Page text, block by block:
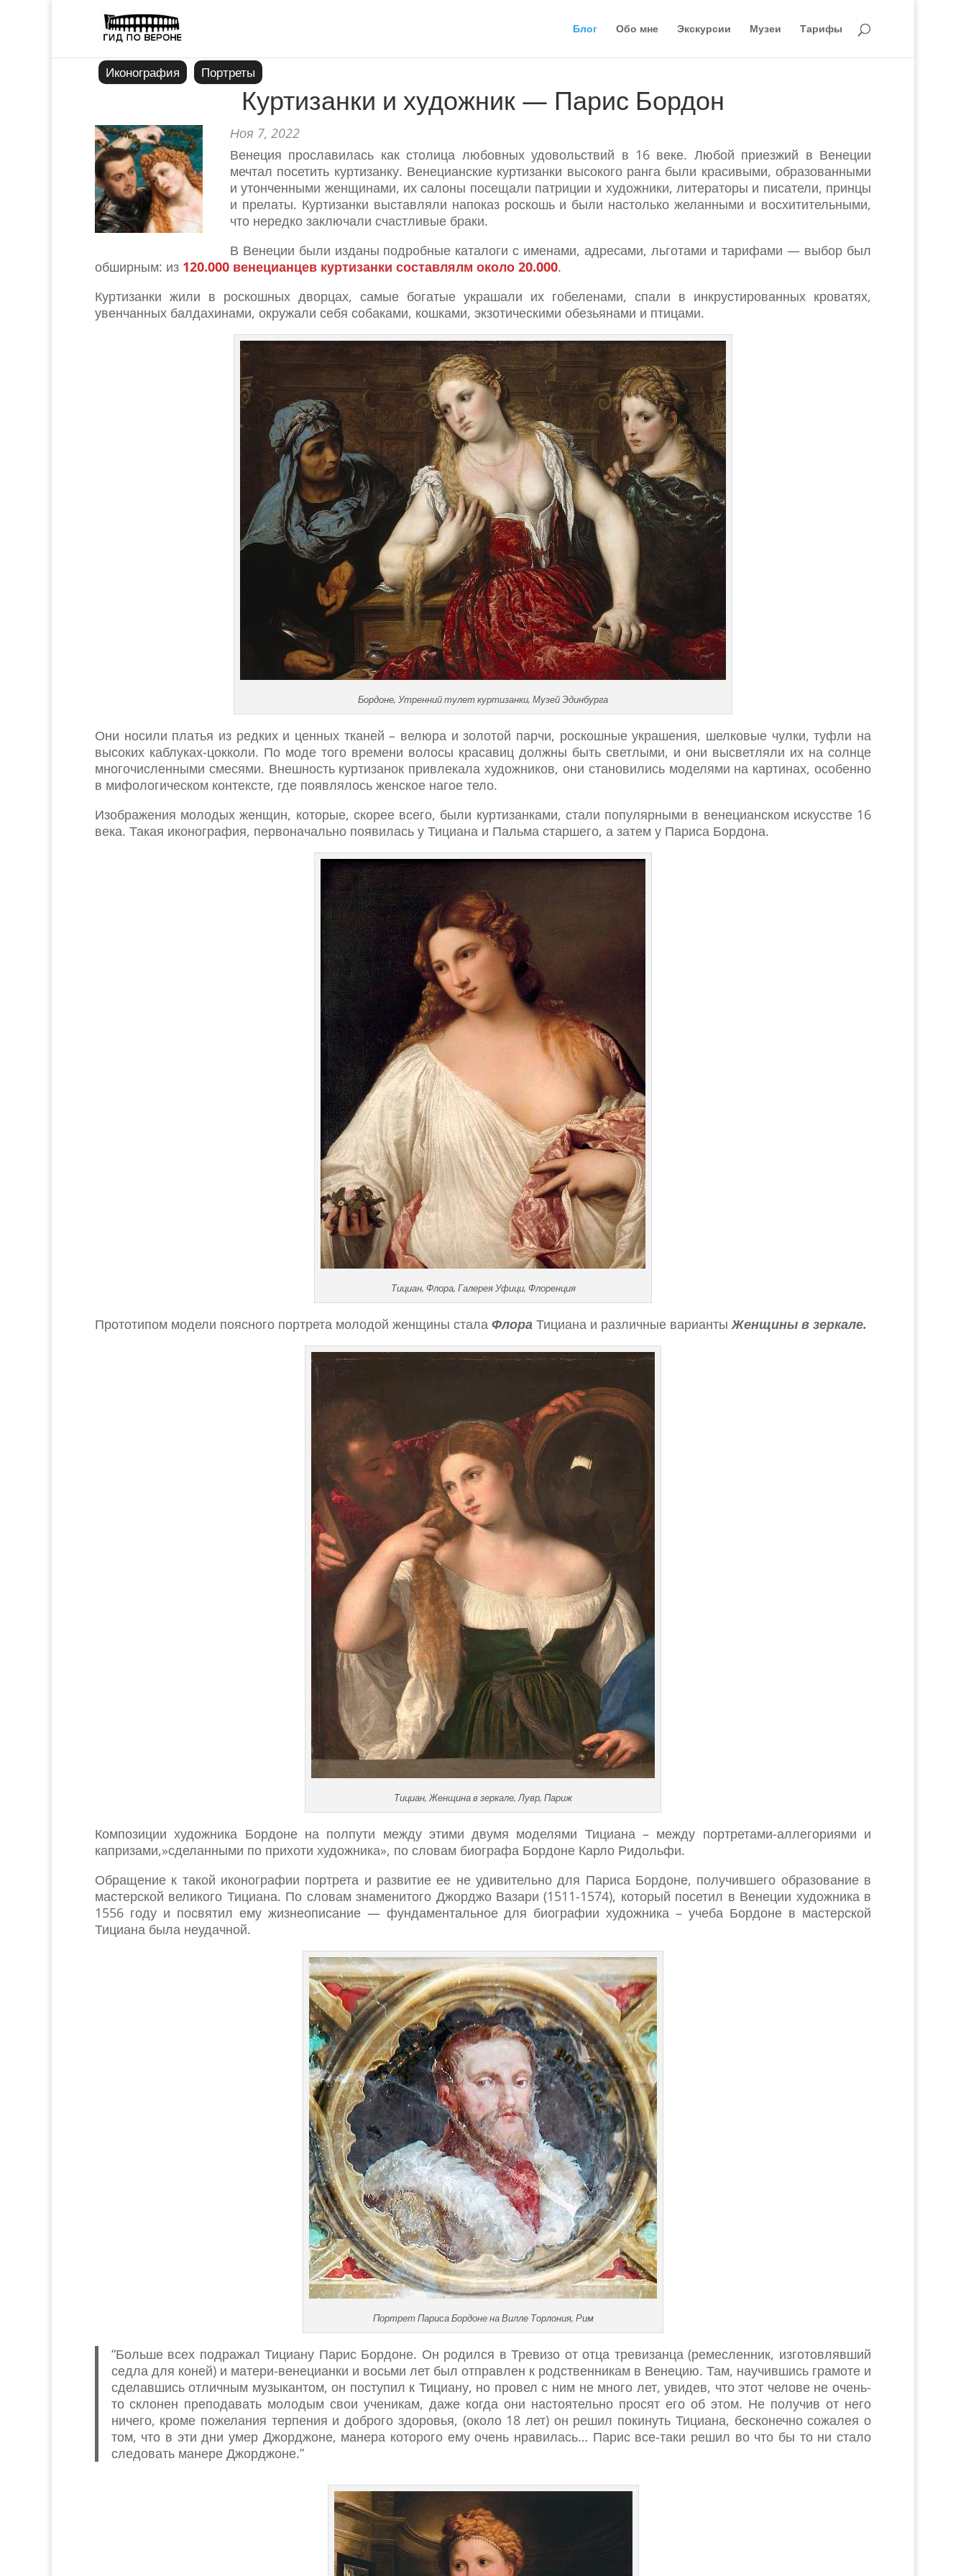
Блог Обо мне Экскурсии Музеи Тарифы
Иконография Портреты
Куртизанки и художник — Парис Бордон
Ноя 7, 2022
Венеция прославилась как столица любовных удовольствий в 16 веке. Любой приезжий в Венеции
мечтал посетить куртизанку. Венецианские куртизанки высокого ранга были красивыми, образованными
и утонченными женщинами, их салоны посещали патриции и художники, литераторы и писатели, принцы
и прелаты. Куртизанки выставляли напоказ роскошь и были настолько желанными и восхитительными,
что нередко заключали счастливые браки.
В Венеции были изданы подробные каталоги с именами, адресами, льготами и тарифами — выбор был
обширным: из 120.000 венецианцев куртизанки составлялм около 20.000.
Куртизанки жили в роскошных дворцах, самые богатые украшали их гобеленами, спали в инкрустированных кроватях,
увенчанных балдахинами, окружали себя собаками, кошками, экзотическими обезьянами и птицами.
Бордоне, Утренний тулет куртизанки, Музей Эдинбурга
Они носили платья из редких и ценных тканей – велюра и золотой парчи, роскошные украшения, шелковые чулки, туфли на
высоких каблуках-цокколи. По моде того времени волосы красавиц должны быть светлыми, и они высветляли их на солнце
многочисленными смесями. Внешность куртизанок привлекала художников, они становились моделями на картинах, особенно
в мифологическом контексте, где появлялось женское нагое тело.
Изображения молодых женщин, которые, скорее всего, были куртизанками, стали популярными в венецианском искусстве 16
века. Такая иконография, первоначально появилась у Тициана и Пальма старшего, а затем у Париса Бордона.
Тициан, Флора, Галерея Уфици, Флоренция
Прототипом модели поясного портрета молодой женщины стала Флора Тициана и различные вариантыЖенщины в зеркале.
Тициан, Женщина в зеркале, Лувр, Париж
Композиции художника Бордоне на полпути между этими двумя моделями Тициана – между портретами-аллегориями и
капризами,»сделанными по прихоти художника», по словам биографа Бордоне Карло Ридольфи.
Обращение к такой иконографии портрета и развитие ее не удивительно для Париса Бордоне, получившего образование в
мастерской великого Тициана. По словам знаменитого Джорджо Вазари (1511-1574), который посетил в Венеции художника в
1556 году и посвятил ему жизнеописание — фундаментальное для биографии художника – учеба Бордоне в мастерской
Тициана была неудачной.
Портрет Париса Бордоне на Вилле Торлония, Рим
“Больше всех подражал Тициану Парис Бордоне. Он родился в Тревизо от отца тревизанца (ремесленник, изготовлявший
седла для коней) и матери-венецианки и восьми лет был отправлен к родственникам в Венецию. Там, научившись грамоте и
сделавшись отличным музыкантом, он поступил к Тициану, но провел с ним не много лет, увидев, что этот челове не очень-
то склонен преподавать молодым свои ученикам, даже когда они настоятельно просят его об этом. Не получив от него
ничего, кроме пожелания терпения и доброго здоровья, (около 18 лет) он решил покинуть Тициана, бесконечно сожалея о
том, что в эти дни умер Джорджоне, манера которого ему очень нравилась… Парис все-таки решил во что бы то ни стало
следовать манере Джорджоне.”